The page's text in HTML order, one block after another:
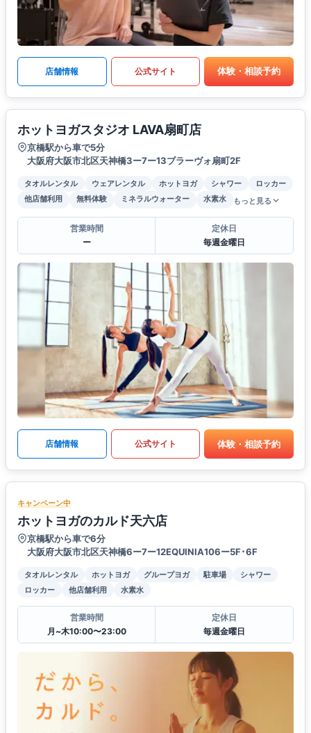
店舗情報 公式サイト 体験・相談予約
ホットヨガスタジオ LAVA扇町店
京橋駅から車で5分
大阪府大阪市北区天神橋3ー7ー13ブラーヴォ扇町2F
タオルレンタル ウェアレンタル ホットヨガ シャワー
ロッカー
他店舗利用
無料体験 ミネラルウォーター 水素水 もっと見る
営業時間
ー
定休日
毎週金曜日
店舗情報 公式サイト 体験・相談予約
キャンペーン中
ホットヨガのカルド天六店
京橋駅から車で6分
大阪府大阪市北区天神橋6ー7ー12EQUINIA106ー5F･6F
タオルレンタル ホットヨガ グループヨガ 駐車場
シャワー
ロッカー
他店舗利用 水素水
営業時間
月~木10:00〜23:00
定休日
毎週金曜日